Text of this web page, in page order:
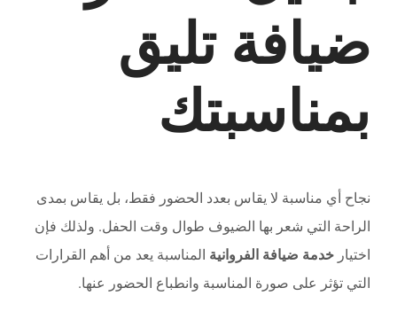
ضيافة تليق
بمناسبتك
نجاح أي مناسبة لا يقاس بعدد الحضور فقط، بل يقاس بمدى
الراحة التي شعر بها الضيوف طوال وقت الحفل. ولذلك فإن
اختيار خدمة ضيافة الفروانية المناسبة يعد من أهم القرارات
التي تؤثر على صورة المناسبة وانطباع الحضور عنها.